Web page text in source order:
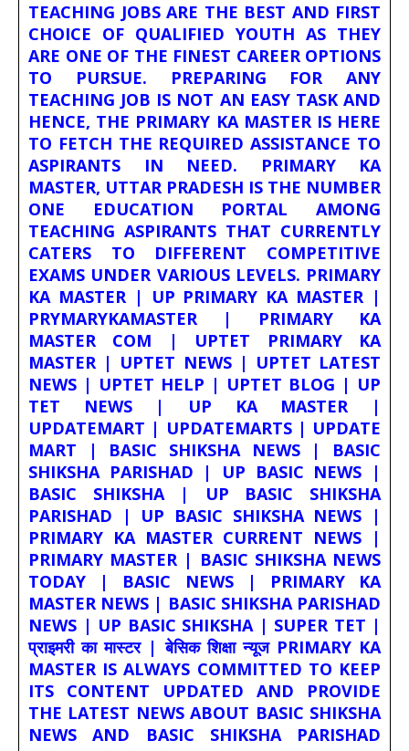
TEACHING JOBS ARE THE BEST AND FIRST
CHOICE OF QUALIFIED YOUTH AS THEY
ARE ONE OF THE FINEST CAREER OPTIONS
TO PURSUE. PREPARING FOR ANY
TEACHING JOB IS NOT AN EASY TASK AND
HENCE, THE PRIMARY KA MASTER IS HERE
TO FETCH THE REQUIRED ASSISTANCE TO
ASPIRANTS IN NEED. PRIMARY KA
MASTER, UTTAR PRADESH IS THE NUMBER
ONE EDUCATION PORTAL AMONG
TEACHING ASPIRANTS THAT CURRENTLY
CATERS TO DIFFERENT COMPETITIVE
EXAMS UNDER VARIOUS LEVELS. PRIMARY
KA MASTER | UP PRIMARY KA MASTER |
PRYMARYKAMASTER | PRIMARY KA
MASTER COM | UPTET PRIMARY KA
MASTER | UPTET NEWS | UPTET LATEST
NEWS | UPTET HELP | UPTET BLOG | UP
TET NEWS | UP KA MASTER |
UPDATEMART | UPDATEMARTS | UPDATE
MART | BASIC SHIKSHA NEWS | BASIC
SHIKSHA PARISHAD | UP BASIC NEWS |
BASIC SHIKSHA | UP BASIC SHIKSHA
PARISHAD | UP BASIC SHIKSHA NEWS |
PRIMARY KA MASTER CURRENT NEWS |
PRIMARY MASTER | BASIC SHIKSHA NEWS
TODAY | BASIC NEWS | PRIMARY KA
MASTER NEWS | BASIC SHIKSHA PARISHAD
NEWS | UP BASIC SHIKSHA | SUPER TET |
प्राइमरी का मास्टर | बेसिक शिक्षा न्यूज PRIMARY KA
MASTER IS ALWAYS COMMITTED TO KEEP
ITS CONTENT UPDATED AND PROVIDE
THE LATEST NEWS ABOUT BASIC SHIKSHA
NEWS AND BASIC SHIKSHA PARISHAD